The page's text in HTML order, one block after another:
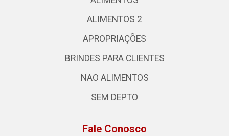
ALIMENTOS 2
APROPRIAÇÕES
BRINDES PARA CLIENTES
NAO ALIMENTOS
SEM DEPTO
Fale Conosco